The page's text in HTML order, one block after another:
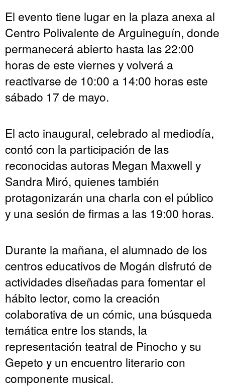
El evento tiene lugar en la plaza anexa al
Centro Polivalente de Arguineguín, donde
permanecerá abierto hasta las 22:00
horas de este viernes y volverá a
reactivarse de 10:00 a 14:00 horas este
sábado 17 de mayo.
El acto inaugural, celebrado al mediodía,
contó con la participación de las
reconocidas autoras Megan Maxwell y
Sandra Miró, quienes también
protagonizarán una charla con el público
y una sesión de firmas a las 19:00 horas.
Durante la mañana, el alumnado de los
centros educativos de Mogán disfrutó de
actividades diseñadas para fomentar el
hábito lector, como la creación
colaborativa de un cómic, una búsqueda
temática entre los stands, la
representación teatral de Pinocho y su
Gepeto y un encuentro literario con
componente musical.